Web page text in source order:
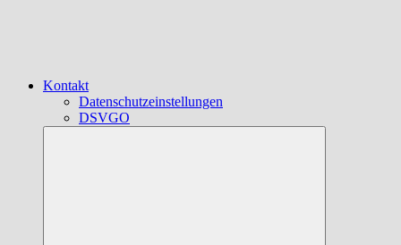
Kontakt
Datenschutzeinstellungen
DSVGO